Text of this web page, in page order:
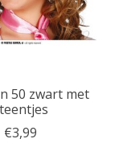
50 zwart met
€3,99